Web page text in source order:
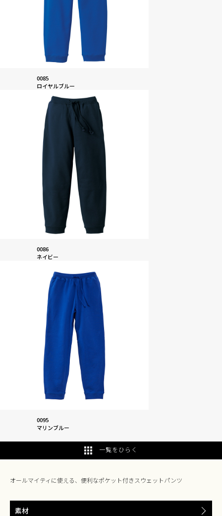
0085
ロイヤルブルー
0086
ネイビー
0095
マリンブルー
一覧をひらく
オールマイティに使える、便利なポケット付きスウェットパンツ
素材